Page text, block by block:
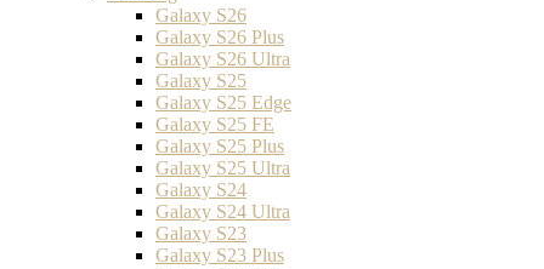
Galaxy S26
Galaxy S26 Plus
Galaxy S26 Ultra
Galaxy S25
Galaxy S25 Edge
Galaxy S25 FE
Galaxy S25 Plus
Galaxy S25 Ultra
Galaxy S24
Galaxy S24 Ultra
Galaxy S23
Galaxy S23 Plus